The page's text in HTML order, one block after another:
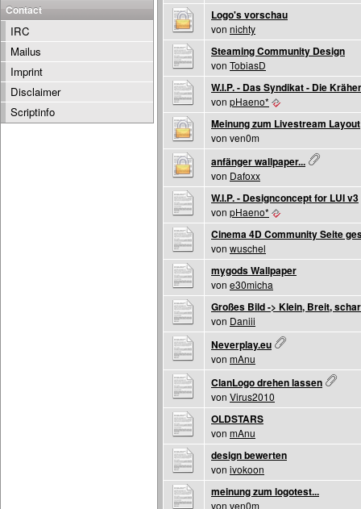
Logo's vorschau
von nichty
Steaming Community Design
von TobiasD
W.I.P. - Das Syndikat - Die
von pHaeno*
Meinung zum Livestream Layout
von ven0m
anfänger wallpaper...
von Dafoxx
W.I.P. - Designconcept for LUI v3
von pHaeno*
Cinema 4D Community Seite
von wuschel
mygods Wallpaper
von e30micha
Großes Bild -> Klein, Breit,
von Daniii
Neverplay.eu
von mAnu
ClanLogo drehen lassen
von Virus2010
OLDSTARS
von mAnu
design bewerten
von ivokoon
meinung zum logotest...
von ven0m
Contact
IRC
Mailus
Imprint
Disclaimer
Scriptinfo